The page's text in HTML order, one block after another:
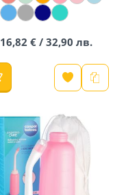
16,82 € / 32,90 лв.